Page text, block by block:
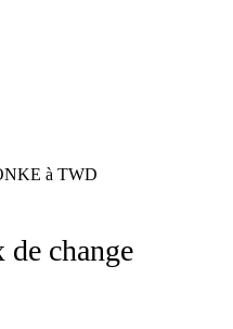
à TWD
de change